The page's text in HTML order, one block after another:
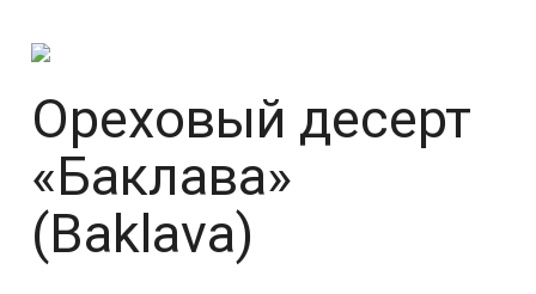
Ореховый десерт
«Баклава»
(Baklava)